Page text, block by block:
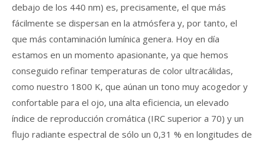
debajo de los 440 nm) es, precisamente, el que más
fácilmente se dispersan en la atmósfera y, por tanto, el
que más contaminación lumínica genera. Hoy en día
estamos en un momento apasionante, ya que hemos
conseguido refinar temperaturas de color ultracálidas,
como nuestro 1800 K, que aúnan un tono muy acogedor y
confortable para el ojo, una alta eficiencia, un elevado
índice de reproducción cromática (IRC superior a 70) y un
flujo radiante espectral de sólo un 0,31 % en longitudes de